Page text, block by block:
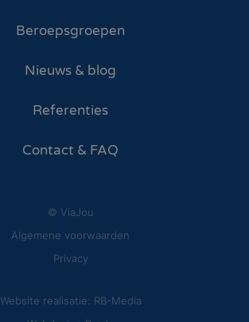
Beroepsgroepen
Nieuws & blog
Referenties
Contact & FAQ
© ViaJou
Algemene voorwaarden
Privacy
Website realisatie: RB-Media